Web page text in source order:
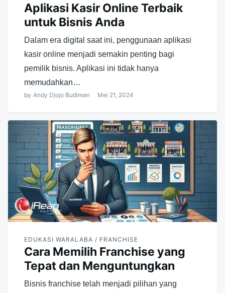
Aplikasi Kasir Online Terbaik
untuk Bisnis Anda
Dalam era digital saat ini, penggunaan aplikasi
kasir online menjadi semakin penting bagi
pemilik bisnis. Aplikasi ini tidak hanya
memudahkan…
by Andy Djojo Budiman Mei 21, 2024
EDUKASI WARALABA / FRANCHISE
Cara Memilih Franchise yang
Tepat dan Menguntungkan
Bisnis franchise telah menjadi pilihan yang